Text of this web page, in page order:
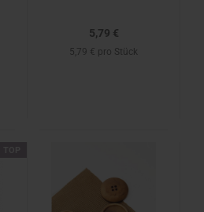
5,79 €
5,79 € pro Stück